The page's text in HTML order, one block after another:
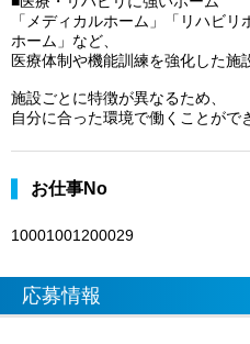
「メディカルホーム」「リハビ
ホーム」など、
医療体制や機能訓練を強化した施
施設ごとに特徴が異なるため、
自分に合った環境で働くことがで
お仕事No
10001001200029
応募情報